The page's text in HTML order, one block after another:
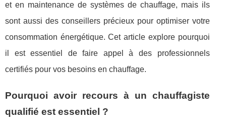
et en maintenance de systèmes de chauffage, mais ils
sont aussi des conseillers précieux pour optimiser votre
consommation énergétique. Cet article explore pourquoi
il est essentiel de faire appel à des professionnels
certifiés pour vos besoins en chauffage.
Pourquoi avoir recours à un chauffagiste
qualifié est essentiel ?